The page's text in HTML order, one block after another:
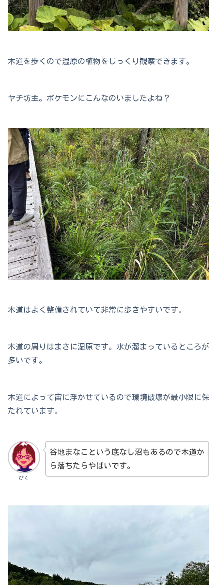
木道を歩くので湿原の植物をじっくり観察できます。
ヤチ坊主。ポケモンにこんなのいましたよね？
木道はよく整備されていて非常に歩きやすいです。
木道の周りはまさに湿原です。水が溜まっているところが
多いです。
木道によって宙に浮かせているので環境破壊が最小限に保
たれています。
ぴく
谷地まなこという底なし沼もあるので木道か
ら落ちたらやばいです。